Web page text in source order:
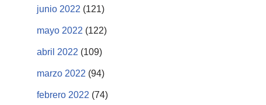
junio 2022 (121)
mayo 2022 (122)
abril 2022 (109)
marzo 2022 (94)
febrero 2022 (74)